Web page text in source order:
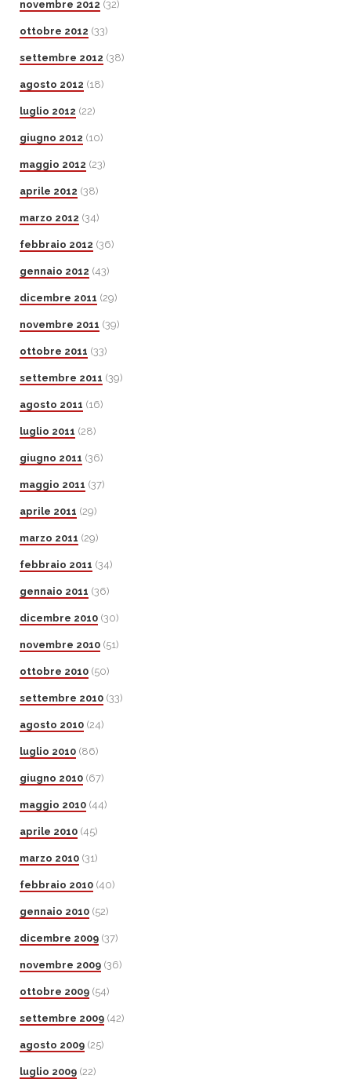
novembre 2012 (32)
ottobre 2012 (33)
settembre 2012 (38)
agosto 2012 (18)
luglio 2012 (22)
giugno 2012 (10)
maggio 2012 (23)
aprile 2012 (38)
marzo 2012 (34)
febbraio 2012 (36)
gennaio 2012 (43)
dicembre 2011 (29)
novembre 2011 (39)
ottobre 2011 (33)
settembre 2011 (39)
agosto 2011 (16)
luglio 2011 (28)
giugno 2011 (36)
maggio 2011 (37)
aprile 2011 (29)
marzo 2011 (29)
febbraio 2011 (34)
gennaio 2011 (36)
dicembre 2010 (30)
novembre 2010 (51)
ottobre 2010 (50)
settembre 2010 (33)
agosto 2010 (24)
luglio 2010 (86)
giugno 2010 (67)
maggio 2010 (44)
aprile 2010 (45)
marzo 2010 (31)
febbraio 2010 (40)
gennaio 2010 (52)
dicembre 2009 (37)
novembre 2009 (36)
ottobre 2009 (54)
settembre 2009 (42)
agosto 2009 (25)
luglio 2009 (22)